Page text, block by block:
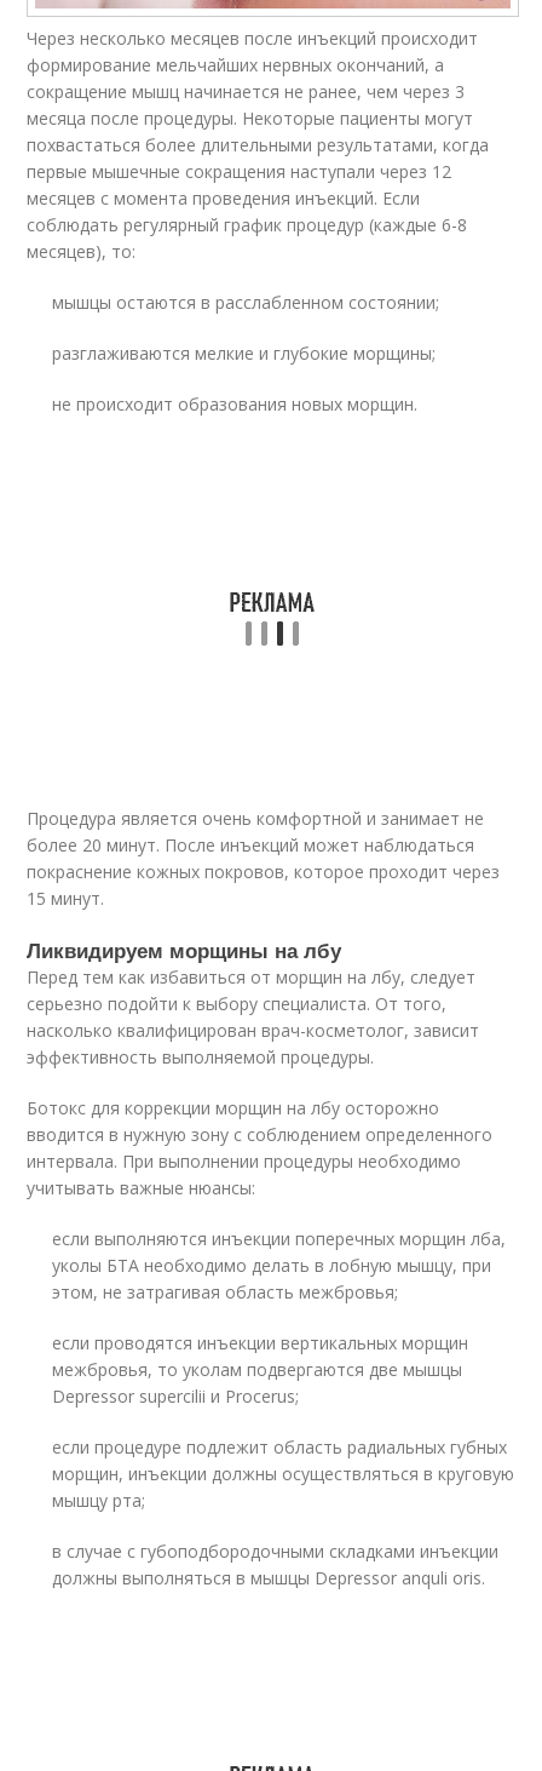
Через несколько месяцев после инъекций происходит
формирование мельчайших нервных окончаний, а
сокращение мышц начинается не ранее, чем через 3
месяца после процедуры. Некоторые пациенты могут
похвастаться более длительными результатами, когда
первые мышечные сокращения наступали через 12
месяцев с момента проведения инъекций. Если
соблюдать регулярный график процедур (каждые 6-8
месяцев), то:
мышцы остаются в расслабленном состоянии;
разглаживаются мелкие и глубокие морщины;
не происходит образования новых морщин.
Процедура является очень комфортной и занимает не
более 20 минут. После инъекций может наблюдаться
покраснение кожных покровов, которое проходит через
15 минут.
Ликвидируем морщины на лбу
Перед тем как избавиться от морщин на лбу, следует
серьезно подойти к выбору специалиста. От того,
насколько квалифицирован врач-косметолог, зависит
эффективность выполняемой процедуры.
Бoтoкс для коррекции морщин на лбу осторожно
вводится в нужную зону с соблюдением определенного
интервала. При выполнении процедуры необходимо
учитывать важные нюансы:
если выполняются инъекции поперечных морщин лба,
уколы БТА необходимо делать в лобную мышцу, при
этом, не затрагивая область межбровья;
если проводятся инъекции вертикальных морщин
межбровья, то уколам подвергаются две мышцы
Depressor supercilii и Procerus;
если процедуре подлежит область радиальных губных
морщин, инъекции должны осуществляться в круговую
мышцу рта;
в случае с губоподбородочными складками инъекции
должны выполняться в мышцы Depressor anquli oris.